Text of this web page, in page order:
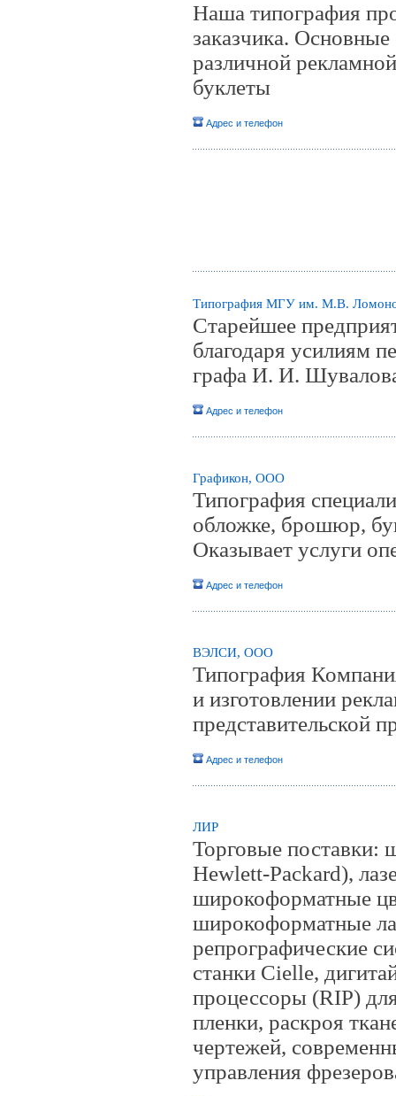
Наша типография
заказчика.
различной
буклеты
Адрес и телефон
Типография МГУ им. М.В.
Старейшее
благодаря усилиям
графа И. И.
Адрес и телефон
Графикон, ООО
Типография
обложке, брошюр,
Оказывает услуги
Адрес и телефон
ВЭЛСИ, ООО
Типография
и изготовлении
представительской
Адрес и телефон
ЛИР
Торговые поставки:
Hewlett-Packard),
широкоформатные
широкоформатные
репрографические
станки Cielle,
процессоры (RIP)
пленки, раскроя
чертежей,
управления